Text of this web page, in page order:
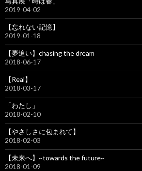
2019-04-02
【忘れない記憶】
2019-01-18
【夢追い】chasing the dream
2018-06-17
【Real】
2018-03-17
「わたし」
2018-02-10
【やさしさに包まれて】
2018-02-03
【未来へ】~towards the future~
2018-01-09